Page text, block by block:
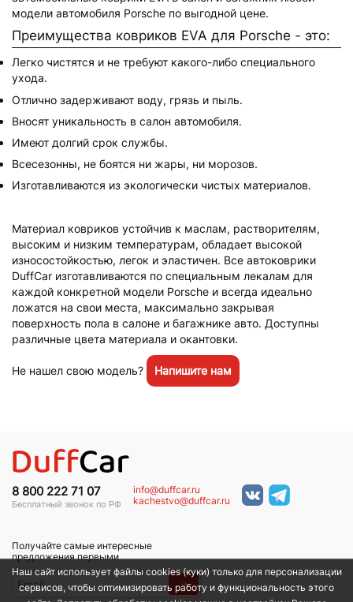
модели автомобиля Porsche по выгодной цене.
Преимущества ковриков EVA для Porsche - это:
Легко чистятся и не требуют какого-либо специального
ухода.
Отлично задерживают воду, грязь и пыль.
Вносят уникальность в салон автомобиля.
Имеют долгий срок службы.
Всесезонны, не боятся ни жары, ни морозов.
Изготавливаются из экологически чистых материалов.
Материал ковриков устойчив к маслам, растворителям,
высоким и низким температурам, обладает высокой
износостойкостью, легок и эластичен. Все автоковрики
DuffCar изготавливаются по специальным лекалам для
каждой конкретной модели Porsche и всегда идеально
ложатся на свои места, максимально закрывая
поверхность пола в салоне и багажнике авто. Доступны
различные цвета материала и окантовки.
Не нашел свою модель? Напишите нам
8 800 222 71 07
Бесплатный звонок по РФ
info@duffcar.ru
kachestvo@duffcar.ru
Получайте самые интересные
предложения первыми
→
Наш сайт использует файлы cookies (куки) только для персонализации
сервисов, чтобы оптимизировать работу и функциональность этого